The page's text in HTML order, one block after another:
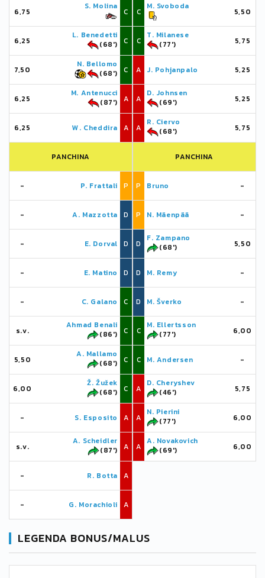
6,75
S. Molina
C
6,25
L. Benedetti
(68')
C
7,50
N. Bellomo
(68')
C
6,25
M. Antenucci
(87')
A
6,25 W. Cheddira A
PANCHINA
- P. Frattali P
- A. Mazzotta D
- E. Dorval D
- E. Matino D
- C. Galano C
s.v.
Ahmad Benali
(86')
C
5,50
A. Mallamo
(68')
C
6,00
Ž. Žužek
(68')
C
- S. Esposito A
s.v.
A. Scheidler
(87')
A
- R. Botta A
- G. Morachioli A
C
M. Svoboda
5,50
C
T. Milanese
(77')
5,75
A J. Pohjanpalo 5,25
A
D. Johnsen
(69')
5,25
A
R. Ciervo
(68')
5,75
PANCHINA
P Bruno -
P N. Mäenpää -
D
F. Zampano
(68')
5,50
D M. Remy -
D M. Šverko -
C
M. Ellertsson
(77')
6,00
C M. Andersen -
A
D. Cheryshev
(46')
5,75
A
N. Pierini
(77')
6,00
A
A. Novakovich
(69')
6,00
LEGENDA BONUS/MALUS